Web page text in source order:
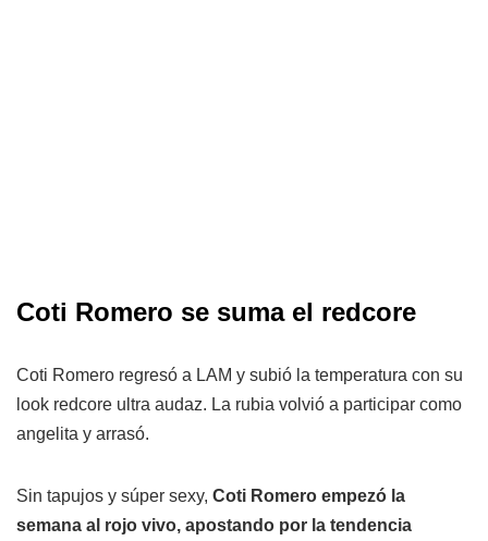
Coti Romero se suma el redcore
Coti Romero regresó a LAM y subió la temperatura con su
look redcore ultra audaz. La rubia volvió a participar como
angelita y arrasó.
Sin tapujos y súper sexy, Coti Romero empezó la
semana al rojo vivo, apostando por la tendencia